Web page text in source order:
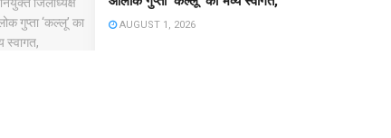
AUGUST 1, 2026